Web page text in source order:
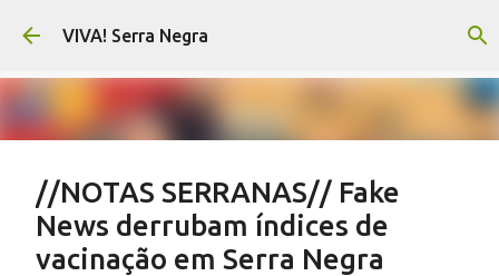
Pular para o conteúdo principal
VIVA! Serra Negra
//NOTAS SERRANAS// Fake
News derrubam índices de
vacinação em Serra Negra